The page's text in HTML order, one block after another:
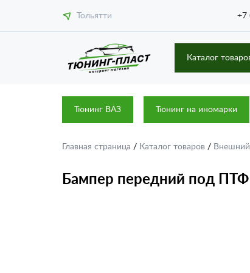
Тольятти +7
Каталог
Тюнинг ВАЗ Тюнинг на иномарки
Главная страница / Каталог товаров /
Бампер передний под